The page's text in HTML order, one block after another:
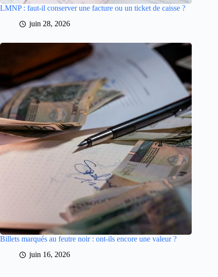
LMNP : faut-il conserver une facture ou un ticket de caisse ?
juin 28, 2026
Billets marqués au feutre noir : ont-ils encore une valeur ?
juin 16, 2026